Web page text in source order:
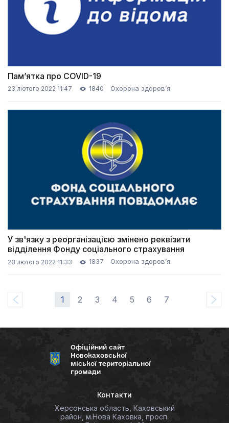
Пам’ятка про COVID-19
23 лютого 2022 11:47 1840 Охорона здоров’я
У зв'язку з реорганізацією змінено реквізити
відділення Фонду соціального страхування
23 лютого 2022 11:33 1837 Охорона здоров’я
1 2 3 4 5 6 7
Офіційний сайт
Новокаховської
міської територіальної
громади
Контакти
Херсонська область, Каховський
район, м.Нова Каховка, просп.